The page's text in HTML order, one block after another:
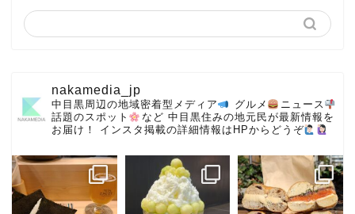
nakamedia_jp
中目黒周辺の地域密着型メディア グルメ
ニュース
話題のスポット
など 中目黒住みの地元民が最新情報を
お届け！
インスタ掲載の詳細情報はHPからどうぞ